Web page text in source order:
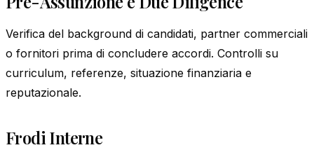
Verifica del background di candidati, partner commerciali
o fornitori prima di concludere accordi. Controlli su
curriculum, referenze, situazione finanziaria e
reputazionale.
Frodi Interne